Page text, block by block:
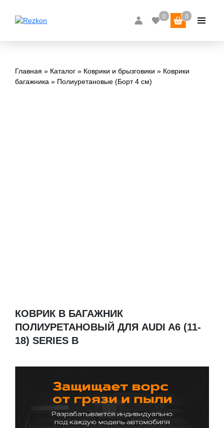
Главная Каталог Коврики и брызговики
Коврики
багажника
Полиуретановые (Борт 4 см)
КОВРИК В БАГАЖНИК
ПОЛИУРЕТАНОВЫЙ ДЛЯ AUDI A6 (11-
18) SERIES B